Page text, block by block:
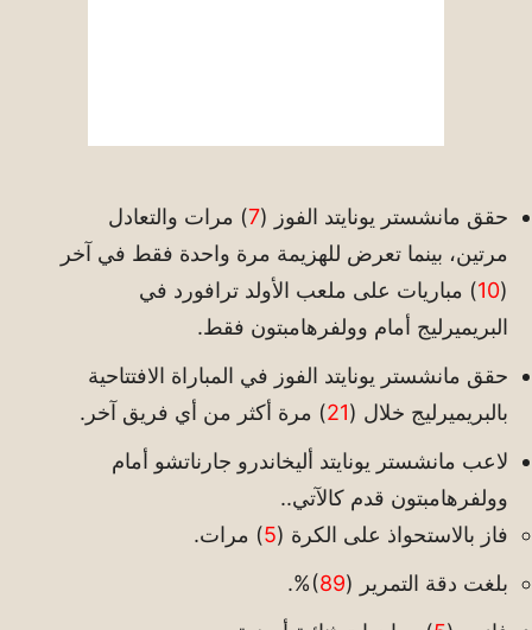
حقق مانشستر يونايتد الفوز (7) مرات والتعادل
مرتين، بينما تعرض للهزيمة مرة واحدة فقط في آخر
(
10) مباريات على ملعب الأولد ترافورد في
البريميرليج أمام وولفرهامبتون فقط.
حقق مانشستر يونايتد الفوز في المباراة الافتتاحية
بالبريميرليج خلال (21) مرة أكثر من أي فريق آخر.
لاعب مانشستر يونايتد أليخاندرو جارناتشو أمام
وولفرهامبتون قدم كالآتي..
فاز بالاستحواذ على الكرة (5) مرات.
بلغت دقة التمرير (89
)%.